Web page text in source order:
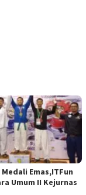
Emas,ITFun
Umum II Kejurnas